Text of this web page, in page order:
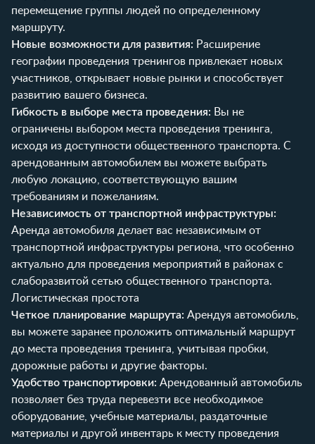
перемещение группы людей по определенному
маршруту.
Новые возможности для развития: Расширение
географии проведения тренингов привлекает новых
участников, открывает новые рынки и способствует
развитию вашего бизнеса.
Гибкость в выборе места проведения: Вы не
ограничены выбором места проведения тренинга,
исходя из доступности общественного транспорта. С
арендованным автомобилем вы можете выбрать
любую локацию, соответствующую вашим
требованиям и пожеланиям.
Независимость от транспортной инфраструктуры:
Аренда автомобиля делает вас независимым от
транспортной инфраструктуры региона, что особенно
актуально для проведения мероприятий в районах с
слаборазвитой сетью общественного транспорта.
Логистическая простота
Четкое планирование маршрута: Арендуя автомобиль,
вы можете заранее проложить оптимальный маршрут
до места проведения тренинга, учитывая пробки,
дорожные работы и другие факторы.
Удобство транспортировки: Арендованный автомобиль
позволяет без труда перевезти все необходимое
оборудование, учебные материалы, раздаточные
материалы и другой инвентарь к месту проведения